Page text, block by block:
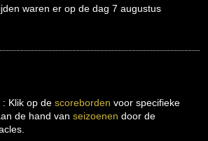
waren er op de dag 7 augustus
: Klik op de scoreborden voor specifieke
de hand van seizoenen door de